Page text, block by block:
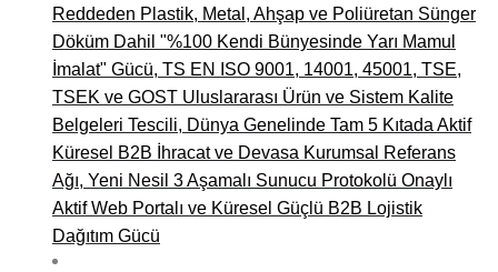
Reddeden Plastik, Metal, Ahşap ve Poliüretan Sünger
Döküm Dahil "%100 Kendi Bünyesinde Yarı Mamul
İmalat" Gücü, TS EN ISO 9001, 14001, 45001, TSE,
TSEK ve GOST Uluslararası Ürün ve Sistem Kalite
Belgeleri Tescili, Dünya Genelinde Tam 5 Kıtada Aktif
Küresel B2B İhracat ve Devasa Kurumsal Referans
Ağı, Yeni Nesil 3 Aşamalı Sunucu Protokolü Onaylı
Aktif Web Portalı ve Küresel Güçlü B2B Lojistik
Dağıtım Gücü